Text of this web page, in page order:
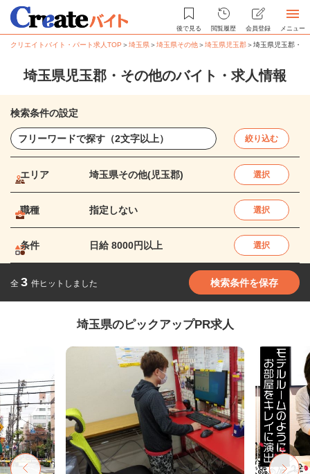
後で見る 閲覧履歴 会員登録 メニュー
クリエイトバイト・パート求人TOP ＞埼玉県＞埼玉県その他＞埼玉県児玉郡＞埼玉県児玉郡・
埼玉県児玉郡・その他のバイト・求人情報
検索条件の設定
絞り込む
エリア 埼玉県その他(児玉郡) 選択
職種 指定しない 選択
条件 日給 8000円以上 選択
全 3 件ヒットしました 検索条件を保存
埼玉県のピックアップPR求人